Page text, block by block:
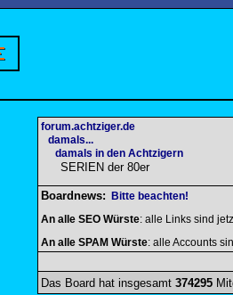
forum.achtziger.de
damals...
damals in den Achtzigern
SERIEN der 80er
Boardnews:
Bitte beachten!
An alle SEO Würste: alle Links sind
An alle SPAM Würste: alle Accounts
Das Board hat insgesamt 374295